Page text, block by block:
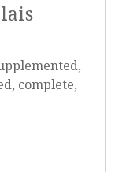
complete,